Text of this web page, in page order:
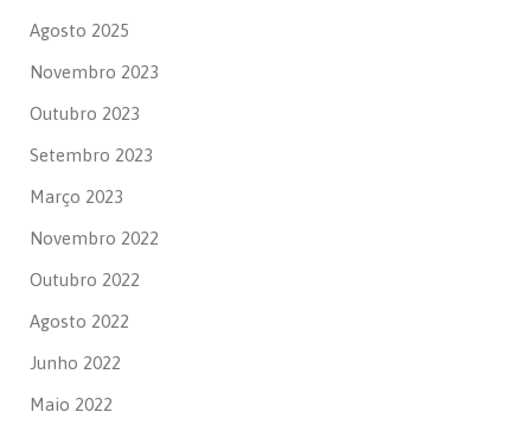
Agosto 2025
Novembro 2023
Outubro 2023
Setembro 2023
Março 2023
Novembro 2022
Outubro 2022
Agosto 2022
Junho 2022
Maio 2022